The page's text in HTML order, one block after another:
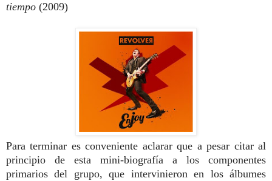
tiempo (2009)
Para terminar es conveniente aclarar que a pesar citar al
principio de esta mini-biografía a los componentes
primarios del grupo, que intervinieron en los álbumes